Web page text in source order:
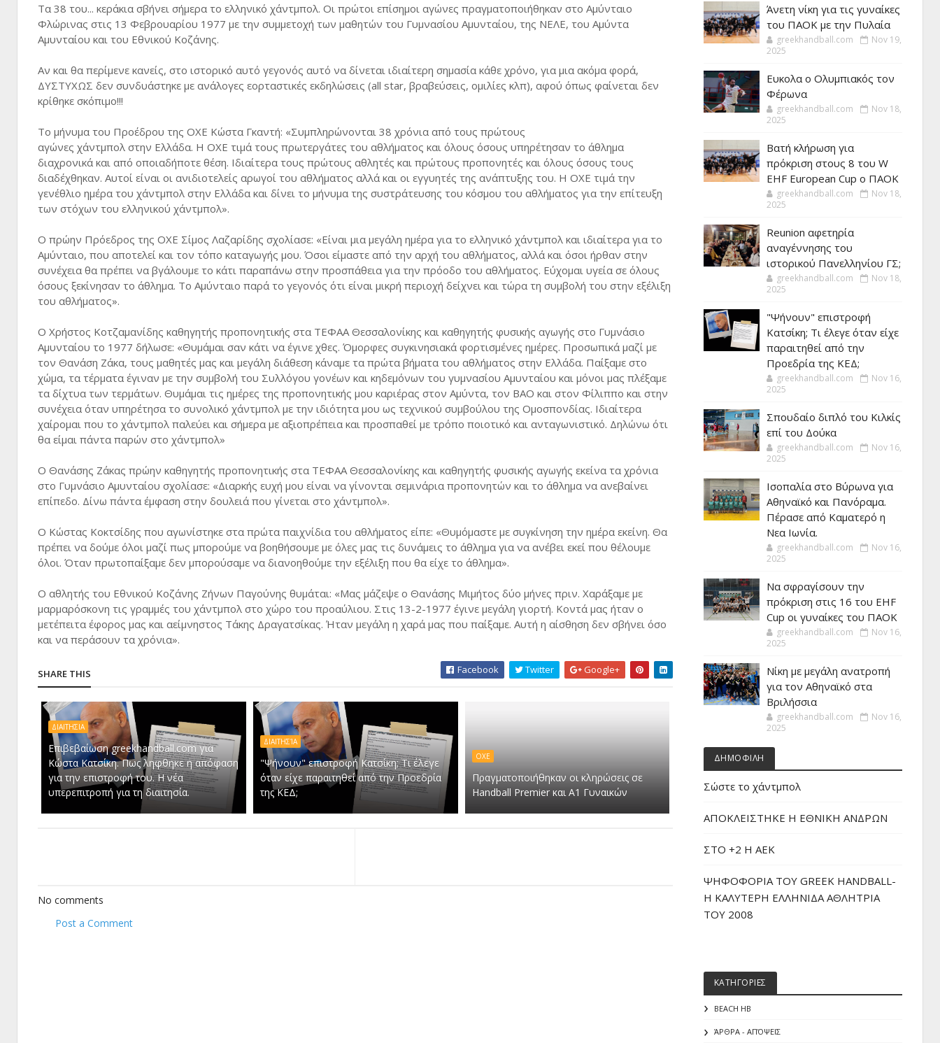
Τα 38 του... κεράκια σβήνει σήμερα το ελληνικό χάντμπολ. Οι πρώτοι επίσημοι αγώνες πραγματοποιήθηκαν στο Αμύνταιο
Φλώρινας στις 13 Φεβρουαρίου 1977 με την συμμετοχή των μαθητών του Γυμνασίου Αμυνταίου, της ΝΕΛΕ, του Αμύντα
Αμυνταίου και του Εθνικού Κοζάνης.
Αν και θα περίμενε κανείς, στο ιστορικό αυτό γεγονός αυτό να δίνεται ιδιαίτερη σημασία κάθε χρόνο, για μια ακόμα φορά,
ΔΥΣΤΥΧΩΣ δεν συνδυάστηκε με ανάλογες εορταστικές εκδηλώσεις (all star, βραβεύσεις, ομιλίες κλπ), αφού όπως φαίνεται δεν
κρίθηκε σκόπιμο!!!
Το μήνυμα του Προέδρου της ΟΧΕ Κώστα Γκαντή: «Συμπληρώνονται 38 χρόνια από τους πρώτους
αγώνες χάντμπολ στην Ελλάδα. Η ΟΧΕ τιμά τους πρωτεργάτες του αθλήματος και όλους όσους υπηρέτησαν το άθλημα
διαχρονικά και από οποιαδήποτε θέση. Ιδιαίτερα τους πρώτους αθλητές και πρώτους προπονητές και όλους όσους τους
διαδέχθηκαν. Αυτοί είναι οι ανιδιοτελείς αρωγοί του αθλήματος αλλά και οι εγγυητές της ανάπτυξης του. Η ΟΧΕ τιμά την
γενέθλιο ημέρα του χάντμπολ στην Ελλάδα και δίνει το μήνυμα της συστράτευσης του κόσμου του αθλήματος για την επίτευξη
των στόχων του ελληνικού χάντμπολ».
Ο πρώην Πρόεδρος της ΟΧΕ Σίμος Λαζαρίδης σχολίασε: «Είναι μια μεγάλη ημέρα για το ελληνικό χάντμπολ και ιδιαίτερα για το
Αμύνταιο, που αποτελεί και τον τόπο καταγωγής μου. Όσοι είμαστε από την αρχή του αθλήματος, αλλά και όσοι ήρθαν στην
συνέχεια θα πρέπει να βγάλουμε το κάτι παραπάνω στην προσπάθεια για την πρόοδο του αθλήματος. Εύχομαι υγεία σε όλους
όσους ξεκίνησαν το άθλημα. Το Αμύνταιο παρά το γεγονός ότι είναι μικρή περιοχή δείχνει και τώρα τη συμβολή του στην εξέλιξη
του αθλήματος».
Ο Χρήστος Κοτζαμανίδης καθηγητής προπονητικής στα ΤΕΦΑΑ Θεσσαλονίκης και καθηγητής φυσικής αγωγής στο Γυμνάσιο
Αμυνταίου το 1977 δήλωσε: «Θυμάμαι σαν κάτι να έγινε χθες. Όμορφες συγκινησιακά φορτισμένες ημέρες. Προσωπικά μαζί με
τον Θανάση Ζάκα, τους μαθητές μας και μεγάλη διάθεση κάναμε τα πρώτα βήματα του αθλήματος στην Ελλάδα. Παίξαμε στο
χώμα, τα τέρματα έγιναν με την συμβολή του Συλλόγου γονέων και κηδεμόνων του γυμνασίου Αμυνταίου και μόνοι μας πλέξαμε
τα δίχτυα των τερμάτων. Θυμάμαι τις ημέρες της προπονητικής μου καριέρας στον Αμύντα, τον ΒΑΟ και στον Φίλιππο και στην
συνέχεια όταν υπηρέτησα το συνολικό χάντμπολ με την ιδιότητα μου ως τεχνικού συμβούλου της Ομοσπονδίας. Ιδιαίτερα
χαίρομαι που το χάντμπολ παλεύει και σήμερα με αξιοπρέπεια και προσπαθεί με τρόπο ποιοτικό και ανταγωνιστικό. Δηλώνω ότι
θα είμαι πάντα παρών στο χάντμπολ»
Ο Θανάσης Ζάκας πρώην καθηγητής προπονητικής στα ΤΕΦΑΑ Θεσσαλονίκης και καθηγητής φυσικής αγωγής εκείνα τα χρόνια
στο Γυμνάσιο Αμυνταίου σχολίασε: «Διαρκής ευχή μου είναι να γίνονται σεμινάρια προπονητών και το άθλημα να ανεβαίνει
επίπεδο. Δίνω πάντα έμφαση στην δουλειά που γίνεται στο χάντμπολ».
Ο Κώστας Κοκτσίδης που αγωνίστηκε στα πρώτα παιχνίδια του αθλήματος είπε: «Θυμόμαστε με συγκίνηση την ημέρα εκείνη. Θα
πρέπει να δούμε όλοι μαζί πως μπορούμε να βοηθήσουμε με όλες μας τις δυνάμεις το άθλημα για να ανέβει εκεί που θέλουμε
όλοι. Όταν πρωτοπαίξαμε δεν μπορούσαμε να διανοηθούμε την εξέλιξη που θα είχε το άθλημα».
Ο αθλητής του Εθνικού Κοζάνης Ζήνων Παγούνης θυμάται: «Μας μάζεψε ο Θανάσης Μιμήτος δύο μήνες πριν. Χαράξαμε με
μαρμαρόσκονη τις γραμμές του χάντμπολ στο χώρο του προαύλιου. Στις 13-2-1977 έγινε μεγάλη γιορτή. Κοντά μας ήταν ο
μετέπειτα έφορος μας και αείμνηστος Τάκης Δραγατσίκας. Ήταν μεγάλη η χαρά μας που παίξαμε. Αυτή η αίσθηση δεν σβήνει όσο
και να περάσουν τα χρόνια».
SHARE THIS Facebook Twitter Google+
ΔΙΑΙΤΗΣΙΑ
Επιβεβαίωση greekhandball.com για
Κώστα Κατσίκη. Πως ληφθηκε η απόφαση
για την επιστροφή του. Η νέα
υπερεπιτροπή για τη διαιτησία.
ΔΙΑΙΤΗΣΊΑ
"Ψήνουν" επιστροφή Κατσίκη; Τι έλεγε
όταν είχε παραιτηθεί από την Προεδρία
της ΚΕΔ;
ΟΧΕ
Πραγματοποιήθηκαν οι κληρώσεις σε
Handball Premier και Α1 Γυναικών
No comments
Post a Comment
Άνετη νίκη για τις γυναίκες
του ΠΑΟΚ με την Πυλαία
greekhandball.com
Nov 19,
2025
Ευκολα ο Ολυμπιακός τον
Φέρωνα
greekhandball.com
Nov 18,
2025
Βατή κλήρωση για
πρόκριση στους 8 του W
EHF European Cup ο ΠΑΟΚ
greekhandball.com
Nov 18,
2025
Reunion αφετηρία
αναγέννησης του
ιστορικού Πανελληνίου ΓΣ;
greekhandball.com
Nov 18,
2025
"Ψήνουν" επιστροφή
Κατσίκη; Τι έλεγε όταν είχε
παραιτηθεί από την
Προεδρία της ΚΕΔ;
greekhandball.com
Nov 16,
2025
Σπουδαίο διπλό του Κιλκίς
επί του Δούκα
greekhandball.com
Nov 16,
2025
Ισοπαλία στο Βύρωνα για
Αθηναϊκό και Πανόραμα.
Πέρασε από Καματερό η
Νεα Ιωνία.
greekhandball.com
Nov 16,
2025
Να σφραγίσουν την
πρόκριση στις 16 του EHF
Cup οι γυναίκες του ΠΑΟΚ
greekhandball.com
Nov 16,
2025
Νίκη με μεγάλη ανατροπή
για τον Αθηναϊκό στα
Βριλήσσια
greekhandball.com
Nov 16,
2025
ΔΗΜΟΦΙΛΗ
Σώστε το χάντμπολ
ΑΠΟΚΛΕΙΣΤΗΚΕ Η ΕΘΝΙΚΗ ΑΝΔΡΩΝ
ΣΤΟ +2 Η ΑΕΚ
ΨΗΦΟΦΟΡΙΑ ΤΟΥ GREEK HANDBALL-
H ΚΑΛΥΤΕΡΗ ΕΛΛΗΝΙΔΑ ΑΘΛΗΤΡΙΑ
ΤΟΥ 2008
ΚΑΤΗΓΟΡΙΕΣ
BEACH HB
ΆΡΘΡΑ - ΑΠΌΨΕΙΣ